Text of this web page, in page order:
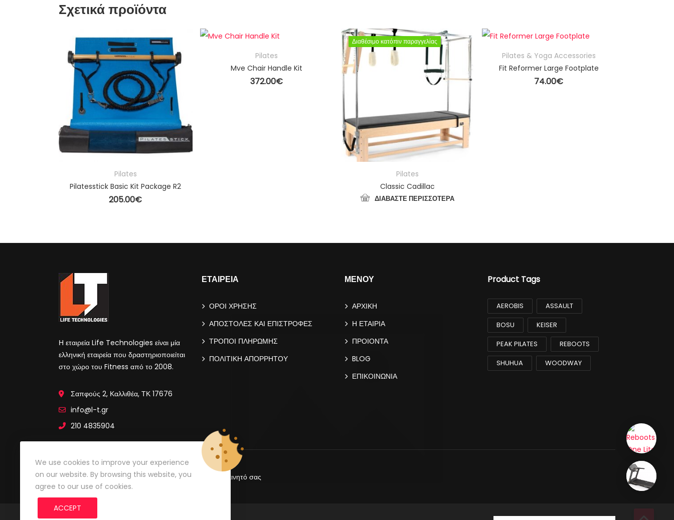
Σχετικά προϊόντα
Pilates
Pilatesstick Basic Kit Package R2
205.00€
Pilates
Mve Chair Handle Kit
372.00€
Διαθέσιμο κατόπιν παραγγελίας
Διαθέσιμο κατόπιν παραγγελίας
Pilates
Classic Cadillac
ΔΙΑΒΆΣΤΕ ΠΕΡΙΣΣΌΤΕΡΑ
Pilates & Yoga Accessories
Fit Reformer Large Footplate
74.00€
Η εταιρεία Life Technologies είναι μία
ελληνική εταιρεία που δραστηριοποιείται
στο χώρο του Fitness από το 2008.
Σαπφούς 2, Καλλιθέα, ΤΚ 17676
info@l-t.gr
210 4835904
ΕΤΑΙΡΕΙΑ
ΟΡΟΙ ΧΡΗΣΗΣ
ΑΠΟΣΤΟΛΕΣ ΚΑΙ ΕΠΙΣΤΡΟΦΕΣ
ΤΡΟΠΟΙ ΠΛΗΡΩΜΗΣ
ΠΟΛΙΤΙΚΗ ΑΠΟΡΡΗΤΟΥ
ΜΕΝΟΥ
ΑΡΧΙΚΗ
Η ΕΤΑΙΡΙΑ
ΠΡΟΙΟΝΤΑ
BLOG
ΕΠΙΚΟΙΝΩΝΙΑ
Product Tags
AEROBIS
ASSAULT
BOSU
KEISER
PEAK PILATES
REBOOTS
SHUHUA
WOODWAY
l-t.gr mobile app. Κατεβάστε την εφαρμογή απο το κινητό σας
We use cookies to improve your experience
on our website. By browsing this website, you
agree to our use of cookies.
ACCEPT